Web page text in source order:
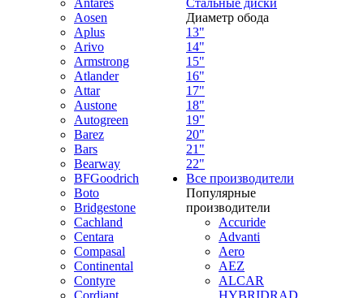
Antares
Aosen
Aplus
Arivo
Armstrong
Atlander
Attar
Austone
Autogreen
Barez
Bars
Bearway
BFGoodrich
Boto
Bridgestone
Cachland
Centara
Compasal
Continental
Contyre
Cordiant
Стальные диски
Диаметр обода
13"
14"
15"
16"
17"
18"
19"
20"
21"
22"
Все производители
Популярные
производители
Accuride
Advanti
Aero
AEZ
ALCAR
HYBRIDRAD